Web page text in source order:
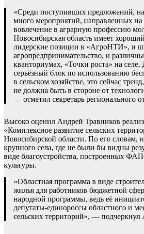
«Среди поступивших предложений,
много мероприятий, направленных
вовлечение в аграрную профессию
Новосибирская область имеет
лидерские позиции в «АгроНТИ», и
агропредпринимательство, и
кванториумах, «Точки роста» на селе.
серьёзный блок по использованию
в сельском хозяйстве, это сейчас
не должна быть в стороне от
— отметил секретарь регионального
Высоко оценил Андрей Травников
«Комплексное развитие сельских
Новосибирской области. По его словам,
крупного села, где не были бы видны
виде благоустройства, построенных
культуры.
«Областная программа в виде
жилья для работников бюджетной
народной программы, ведь её
депутаты-единороссы областного и
сельских территорий», — подчеркнул